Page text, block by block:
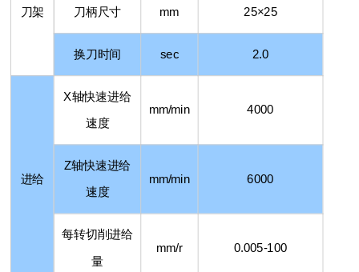
刀架 刀柄尺寸 mm 25×25
换刀时间 sec 2.0
进给
X轴快速进给
速度
mm/min 4000
Z轴快速进给
速度
mm/min 6000
每转切削进给
量
mm/r 0.005-100